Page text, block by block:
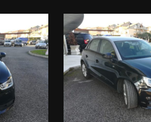
BENE ACCERTARSI TELEFONICAMENTE
USATI E NUOVI VISITATE IL NOSTRO